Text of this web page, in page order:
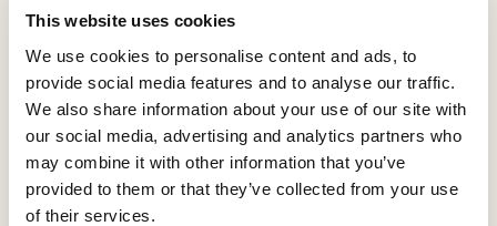
This website uses cookies
We use cookies to personalise content and ads, to
provide social media features and to analyse our traffic.
We also share information about your use of our site with
our social media, advertising and analytics partners who
may combine it with other information that you’ve
provided to them or that they’ve collected from your use
of their services.
vida inmediatamente después. Así evitan todas las
posibles complicaciones, un hematoma o una infección.
Por desgracia, algunos clientes no escuchan este
consejo.
¿LE HACE FELIZ HACER QUE LA GENTE ESTÉ MÁS
GUAPA Y JOVEN?
Por supuesto. Es maravilloso, les das una nueva